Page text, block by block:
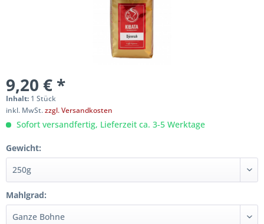
9,20 € *
Inhalt: 1 Stück
inkl. MwSt.zzgl. Versandkosten
Sofort versandfertig, Lieferzeit ca. 3-5 Werktage
Gewicht:
Mahlgrad: